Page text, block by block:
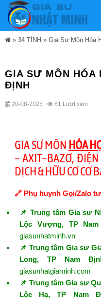
» 34 TỈNH » Gia Sư Môn Hóa
GIA SƯ MÔN HÓA
ĐỊNH
20-08-2025 | 61 Lượt xem
GIA SƯ MÔN HÓA
– AXIT–BAZƠ,
DỊCH & HỮU CƠ CƠ
🔗 Phụ huynh Gọi/Zalo
📌 Trung tâm Gia sư
Lộc Vượng, TP
giasunhatminh.vn
📌 Trung tâm Gia sư
Long, TP Nam
giasunhatgiaminh.com
📌 Trung tâm Gia sư
Lộc Hạ, TP Nam